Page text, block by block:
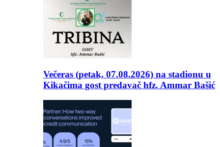
Večeras (petak, 07.08.2026) na stadionu u
Kikačima gost predavač hfz. Ammar Bašić